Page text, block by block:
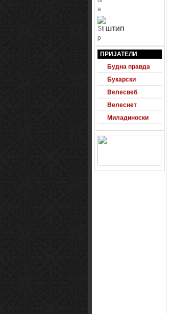
ШТИП
ПРИЈАТЕЛИ
24 Фудбал
Будна правда
Букарски
Велесвеб
Велеснет
Миладиноски
Позадини